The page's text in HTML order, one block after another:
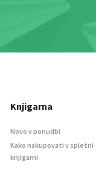
Knjigarna
Novo v ponudbi
Kako nakupovati v spletni
knjigarni